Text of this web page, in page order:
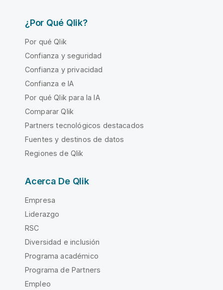
¿Por Qué Qlik?
Por qué Qlik
Confianza y seguridad
Confianza y privacidad
Confianza e IA
Por qué Qlik para la IA
Comparar Qlik
Partners tecnológicos destacados
Fuentes y destinos de datos
Regiones de Qlik
Acerca De Qlik
Empresa
Liderazgo
RSC
Diversidad e inclusión
Programa académico
Programa de Partners
Empleo